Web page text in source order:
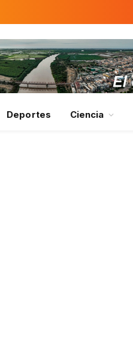
Deportes Ciencia